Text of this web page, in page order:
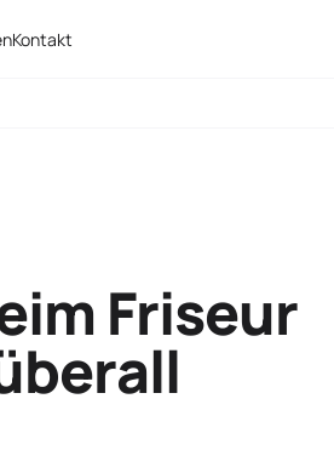
Kontakt
Friseur